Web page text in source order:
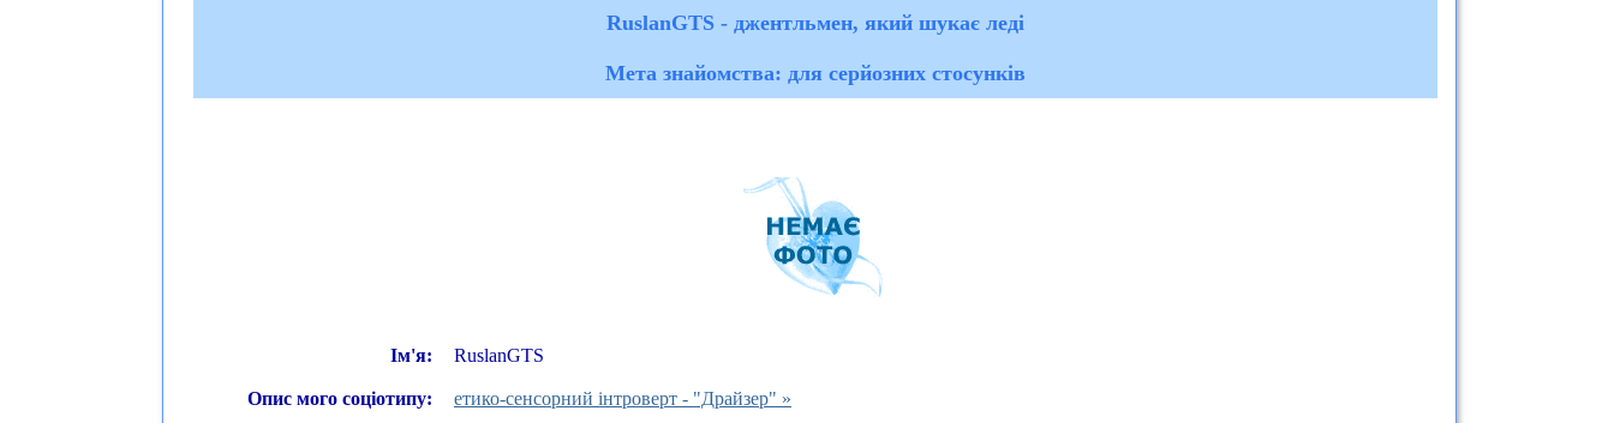
RuslanGTS - джентльмен, який шукає леді
Мета знайомства: для серйозних стосунків
Ім'я: RuslanGTS
Опис мого соціотипу: етико-сенсорний інтроверт - "Драйзер" »